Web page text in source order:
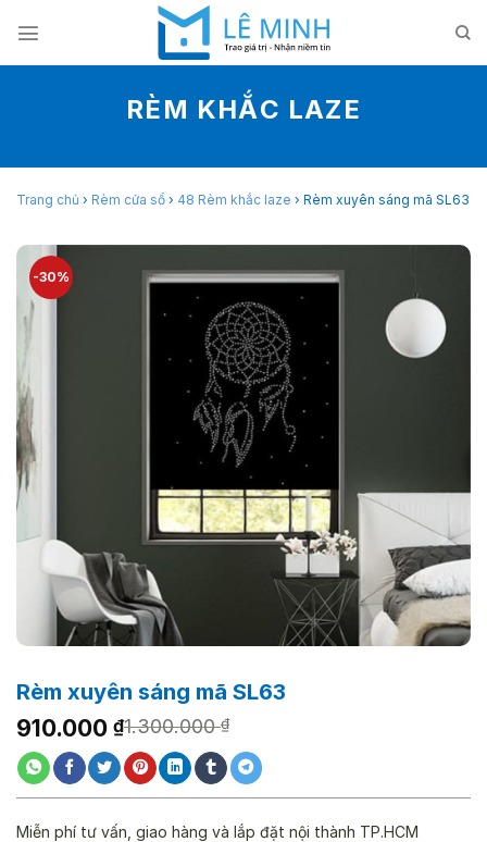
content
RÈM KHẮC LAZE
Trang chủ › Rèm cửa sổ › 48 Rèm khắc laze › Rèm xuyên sáng mã SL63
-30%
Rèm xuyên sáng mã SL63
1.300.000₫
Giá
gốc
là:
1.300.000 ₫.
910.000 ₫
Giá
hiện
tại
là:
910.000 ₫.
Miễn phí tư vấn, giao hàng và lắp đặt nội thành TP.HCM